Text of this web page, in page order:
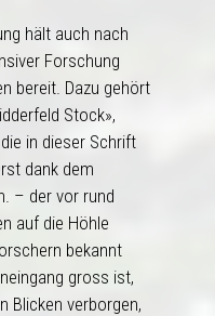
hält auch nach
Forschung
bereit. Dazu gehört
Stock»,
in dieser Schrift
dank dem
– der vor rund
auf die Höhle
bekannt
gross ist,
Blicken verborgen,